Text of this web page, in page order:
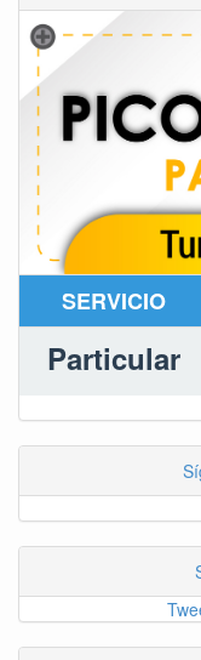
SERVICIO
Particular